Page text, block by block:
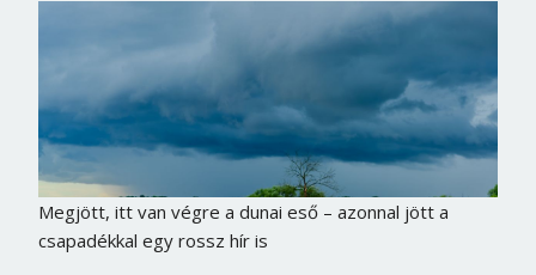
Megjött, itt van végre a dunai eső – azonnal jött a
csapadékkal egy rossz hír is